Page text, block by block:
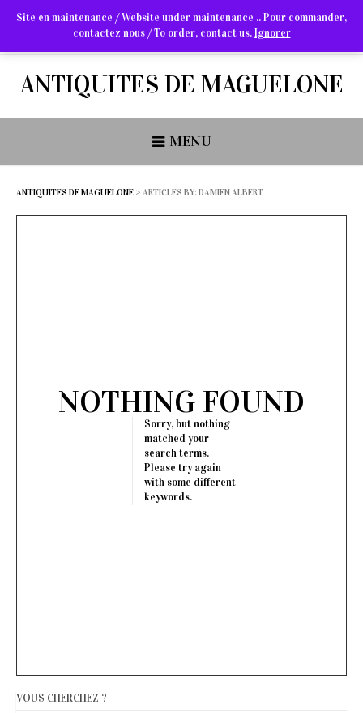
Arts Graphiques & Livres Anciens
ANTIQUITES DE MAGUELONE
MENU
ANTIQUITES DE MAGUELONE > ARTICLES BY: DAMIEN ALBERT
NOTHING FOUND
Sorry, but nothing
matched your
search terms.
Please try again
with some different
keywords.
VOUS CHERCHEZ ?
Site en maintenance / Website under maintenance .. Pour commander,
contactez nous / To order, contact us.Ignorer